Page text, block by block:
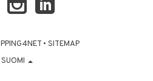
• SITEMAP
SUOMI